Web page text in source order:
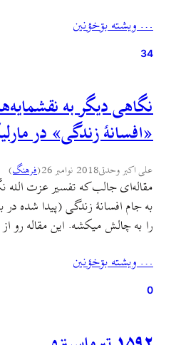
میگه «دأند»، چیه؟ آيا نميشه
سايهٔ…
… ويشته بۊخؤنين
34
نگاهی دیگر به
«افسانهٔ زندگی» در
علی اکبر وحدتی2018 نوامبر 26 (فرهنگ)
مقاله‌ای جالب که تفسیر عزت الله
به جام افسانهٔ زندگی (پیدا شده
را به چالش میکشه. این مقاله رو از
… ويشته بۊخؤنين
0